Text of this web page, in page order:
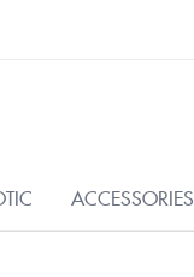
ACCESSORIES